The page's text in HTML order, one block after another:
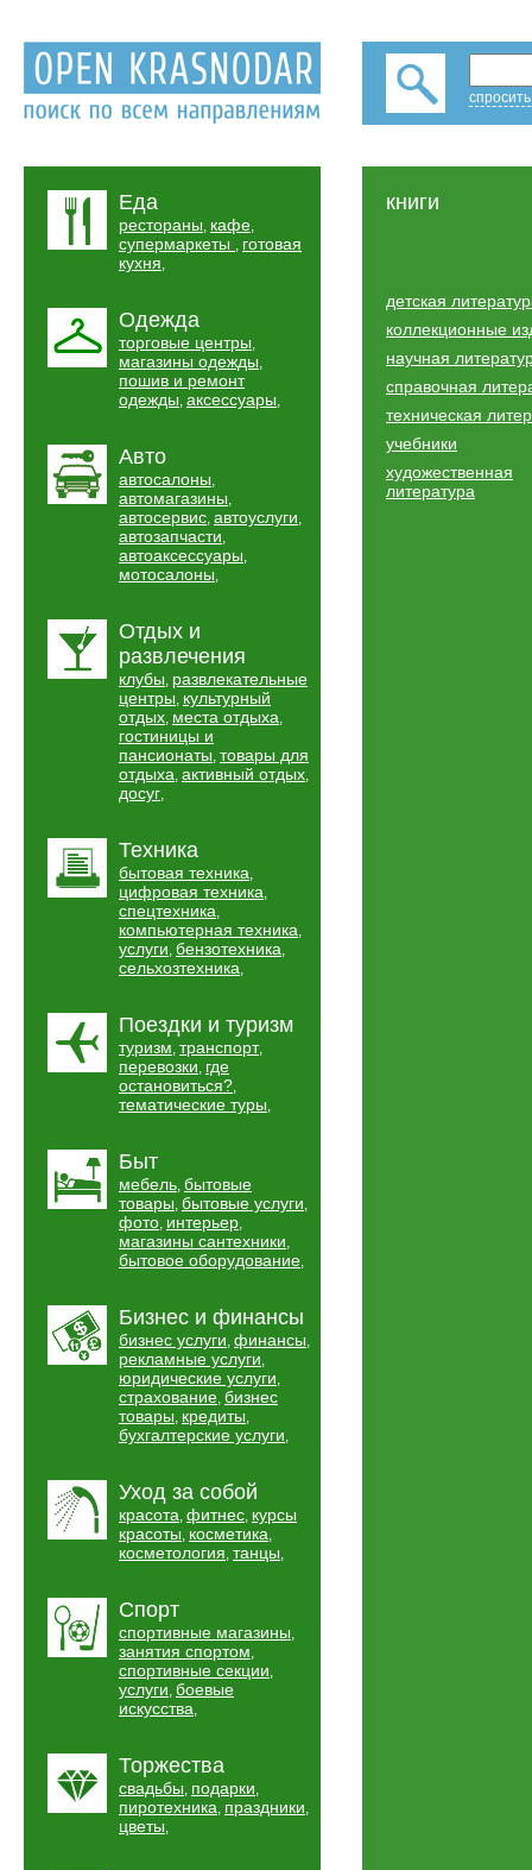
Еда
рестораны, кафе,
супермаркеты , готовая
кухня,
Одежда
торговые центры,
магазины одежды,
пошив и ремонт
одежды, аксессуары,
Авто
автосалоны,
автомагазины,
автосервис, автоуслуги,
автозапчасти,
автоаксессуары,
мотосалоны,
Отдых и
развлечения
клубы, развлекательные
центры, культурный
отдых, места отдыха,
гостиницы и
пансионаты, товары для
отдыха, активный отдых,
досуг,
Техника
бытовая техника,
цифровая техника,
спецтехника,
компьютерная техника,
услуги, бензотехника,
сельхозтехника,
Поездки и туризм
туризм, транспорт,
перевозки, где
остановиться?,
тематические туры,
Быт
мебель, бытовые
товары, бытовые услуги,
фото, интерьер,
магазины сантехники,
бытовое оборудование,
Бизнес и финансы
бизнес услуги, финансы,
рекламные услуги,
юридические услуги,
страхование, бизнес
товары, кредиты,
бухгалтерские услуги,
Уход за собой
красота, фитнес, курсы
красоты, косметика,
косметология, танцы,
Спорт
спортивные магазины,
занятия спортом,
спортивные секции,
услуги, боевые
искусства,
Торжества
свадьбы, подарки,
пиротехника, праздники,
цветы,
книги
детская
коллекционные
научная
справочная
техническая
учебники
художественная
литература